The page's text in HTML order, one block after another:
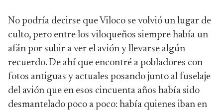
No podría decirse que Viloco se volvió un lugar de
culto, pero entre los viloqueños siempre había un
afán por subir a ver el avión y llevarse algún
recuerdo. De ahí que encontré a pobladores con
fotos antiguas y actuales posando junto al fuselaje
del avión que en esos cincuenta años había sido
desmantelado poco a poco: había quienes iban en